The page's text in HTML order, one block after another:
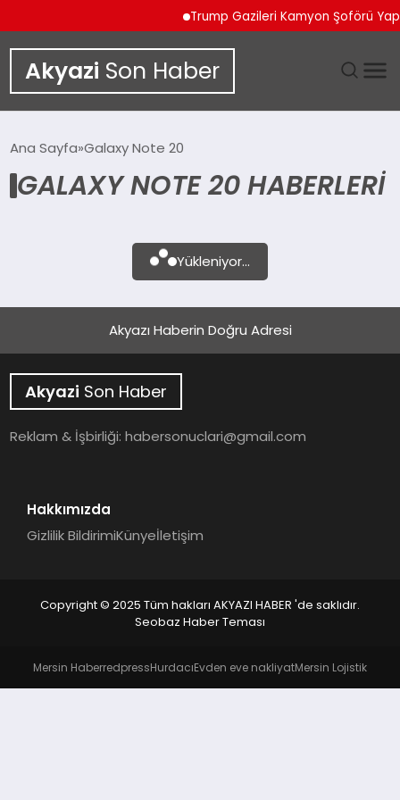
Trump Gazileri Kamyon Şoförü
Akyazi Son Haber
SIYASET
YAŞAM
Ana Sayfa Galaxy Note 20
GALAXY NOTE 20 HABERLERI
Yükleniyor...
Akyazı Haberin Doğru Adresi
Akyazi Son Haber
Reklam & İşbirliği:habersonuclari@gmail.com
Hakkımızda
Gizlilik BildirimiKünyeİletişim
Copyright © 2025 Tüm hakları AKYAZI HABER 'de saklıdır.
Seobaz Haber Teması
Mersin HaberredpressHurdacıEvden eve nakliyatMersin Lojistik